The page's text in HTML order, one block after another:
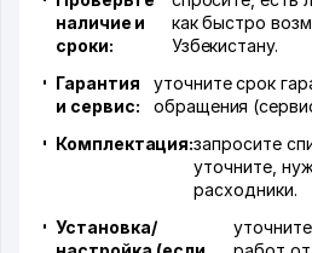
наличие и
сроки:
как быстро
Узбекистану.
Гарантия
и сервис:
уточните срок
обращения
Комплектация:запросите
уточните,
расходники.
Установка/